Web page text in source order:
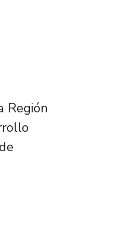
Región